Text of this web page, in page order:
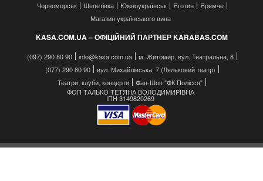
Чорноморськ
Шепетівка Южноукраїнськ Яготин
Яремче
Магазин українського вина
KASA.COM.UA – ОФІЦІЙНИЙ ПАРТНЕР KARABAS.COM
(097) 290 80 90 info@kasa.com.ua
м. Житомир, вул. Театральна, 8
(077) 290 80 90
вул. Михайлівська, 7 (Ляльковий театр)
Театри, клуби, концерти
Фан-Шоп "ФК Полісся"
ФОП ТАЛЬКО ТЕТЯНА ВОЛОДИМИРІВНА
ІПН 3149820269